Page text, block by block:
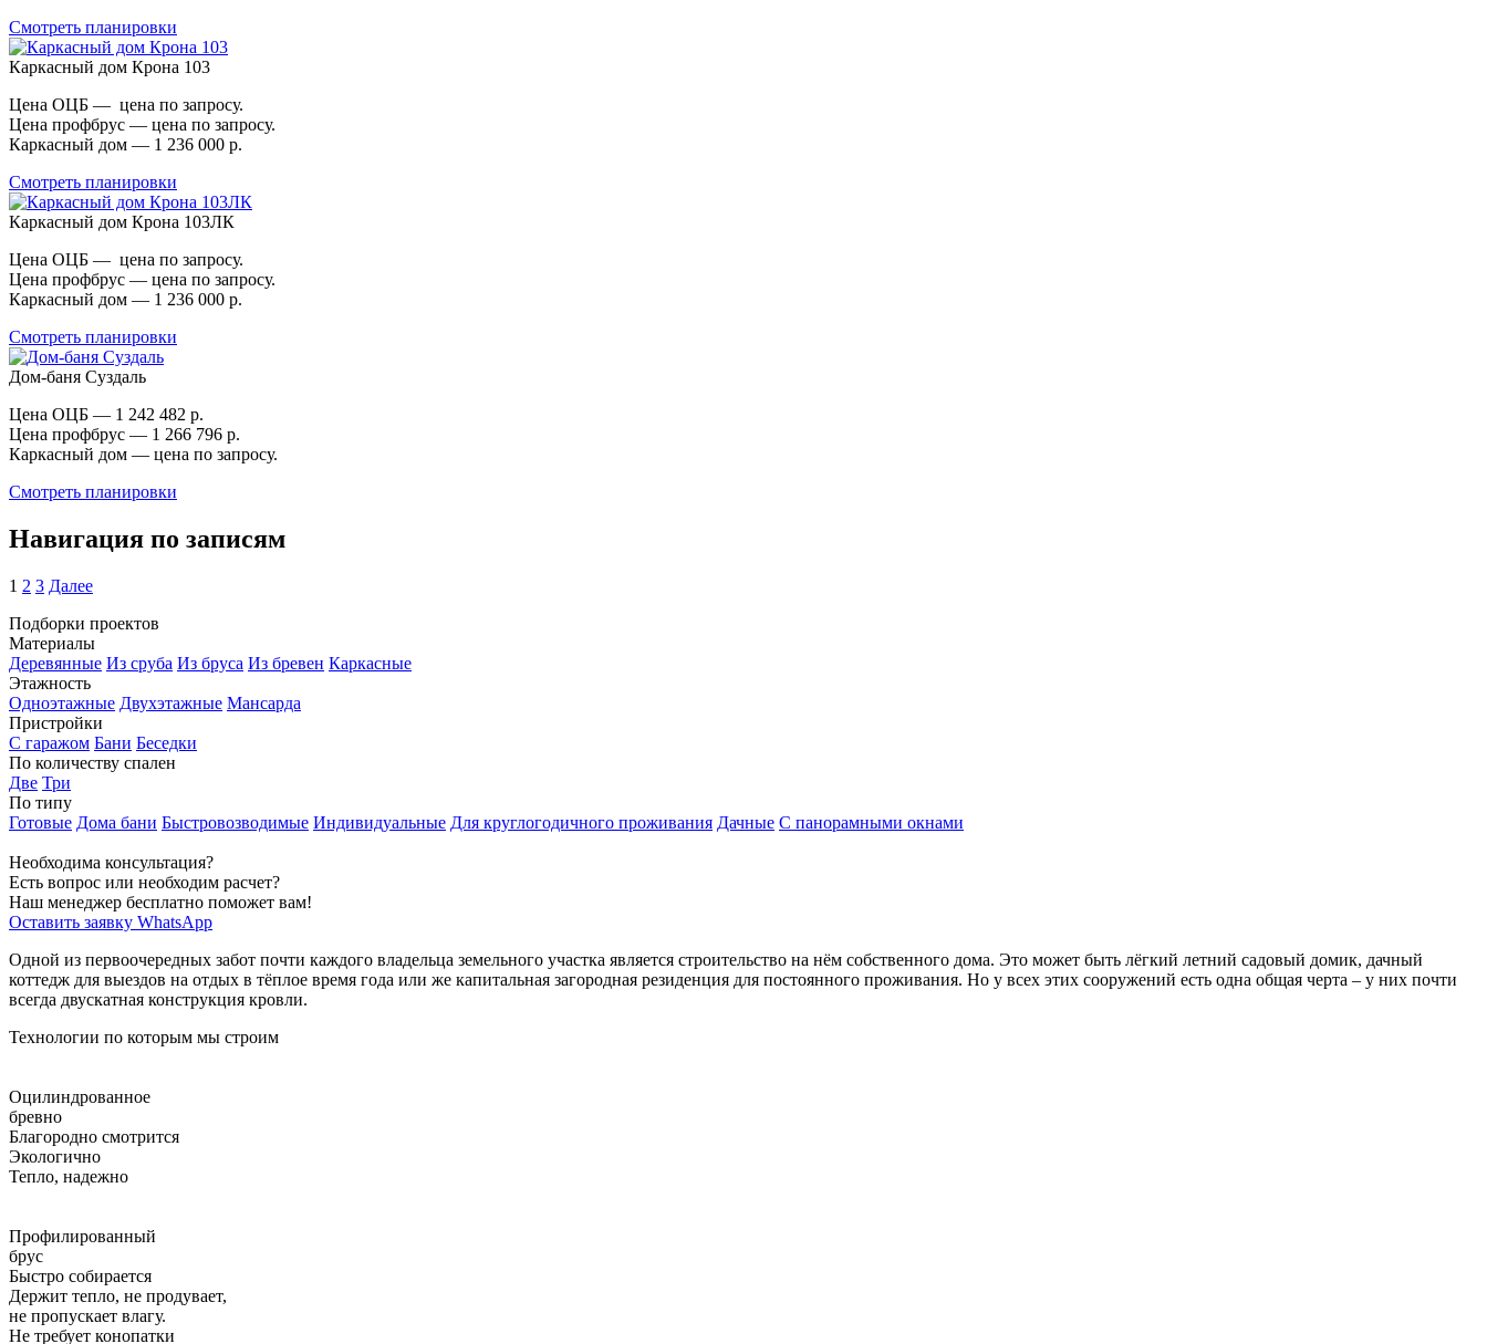
Смотреть планировки
Каркасный дом Крона 103
Цена ОЦБ — цена по запросу.
Цена профбрус — цена по запросу.
Каркасный дом — 1 236 000 р.
Смотреть планировки
Каркасный дом Крона 103ЛК
Цена ОЦБ — цена по запросу.
Цена профбрус — цена по запросу.
Каркасный дом — 1 236 000 р.
Смотреть планировки
Дом-баня Суздаль
Цена ОЦБ — 1 242 482 р.
Цена профбрус — 1 266 796 р.
Каркасный дом — цена по запросу.
Смотреть планировки
Навигация по записям
1 2 3 Далее
Подборки проектов
Материалы
Деревянные Из сруба Из бруса Из бревен Каркасные
Этажность
Одноэтажные Двухэтажные Мансарда
Пристройки
С гаражом Бани Беседки
По количеству спален
Две Три
По типу
Готовые Дома бани Быстровозводимые Индивидуальные Для круглогодичного проживания Дачные С панорамными окнами
Необходима консультация?
Есть вопрос или необходим расчет?
Наш менеджер бесплатно поможет вам!
Оставить заявку WhatsApp
Одной из первоочередных забот почти каждого владельца земельного участка является строительство на нём собственного дома. Это может быть лёгкий летний садовый домик, дачный
коттедж для выездов на отдых в тёплое время года или же капитальная загородная резиденция для постоянного проживания. Но у всех этих сооружений есть одна общая черта – у них почти
всегда двускатная конструкция кровли.
Технологии по которым мы строим
Оцилиндрованное
бревно
Благородно смотрится
Экологично
Тепло, надежно
Профилированный
брус
Быстро собирается
Держит тепло, не продувает,
не пропускает влагу.
Не требует конопатки